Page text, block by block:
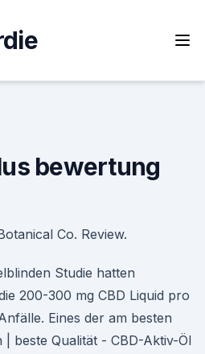
bewertung
Co. Review.
Studie hatten
200-300 mg CBD Liquid pro
Eines der am besten
beste Qualität - CBD-Aktiv-Öl